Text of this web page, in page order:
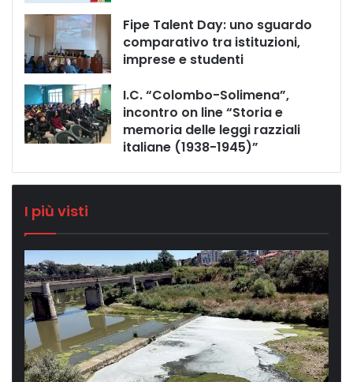
Fipe Talent Day: uno sguardo
comparativo tra istituzioni,
imprese e studenti
I.C. “Colombo-Solimena”,
incontro on line “Storia e
memoria delle leggi razziali
italiane (1938-1945)”
I più visti